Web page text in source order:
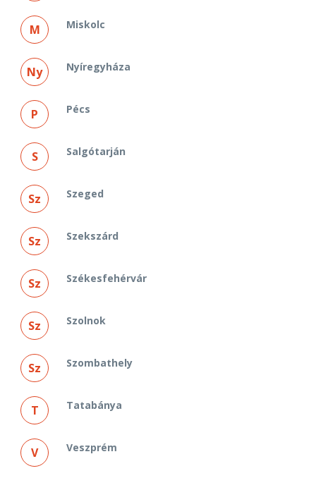
M Miskolc
Ny Nyíregyháza
P Pécs
S Salgótarján
Sz Szeged
Sz Szekszárd
Sz Székesfehérvár
Sz Szolnok
Sz Szombathely
T Tatabánya
V Veszprém